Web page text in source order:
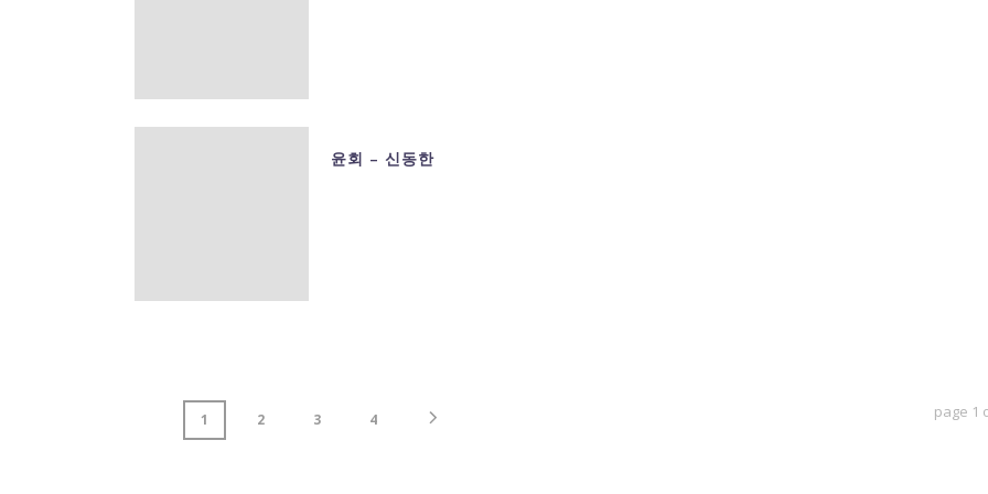
윤회 – 신동한
1 2 3 4 page 1